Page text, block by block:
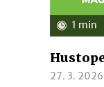
1 min
27. 3. 2026